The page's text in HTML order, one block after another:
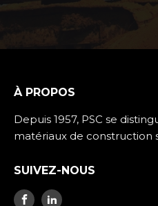
À PROPOS
Depuis 1957, PSC se
matériaux de construction
SUIVEZ-NOUS